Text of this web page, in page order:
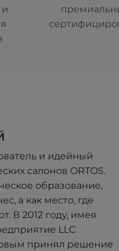
и идейный
салонов ORTOS.
образование,
а как место, где
В 2012 году, имея
LLC
принял решение